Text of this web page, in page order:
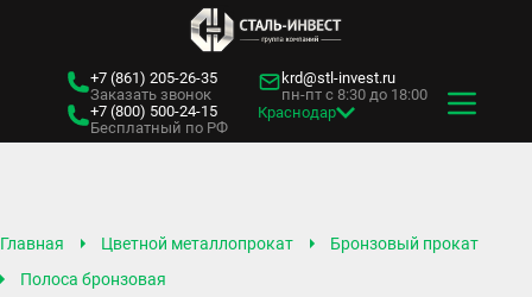
+7 (861) 205-26-35
Заказать звонок
+7 (800) 500-24-15
Бесплатный по РФ
krd@stl-invest.ru
пн-пт с 8:30 до 18:00
Краснодар
Главная Цветной металлопрокат
Бронзовый прокат
Полоса бронзовая